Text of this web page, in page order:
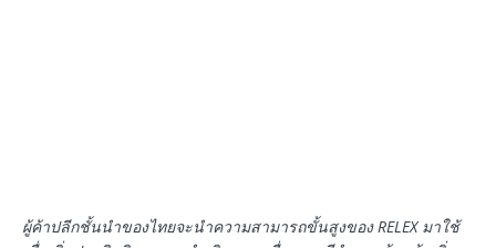
ผู้ค้าปลีกชั้นนำของไทยจะนำความสามารถขั้นสูงของRELEXมาใช้